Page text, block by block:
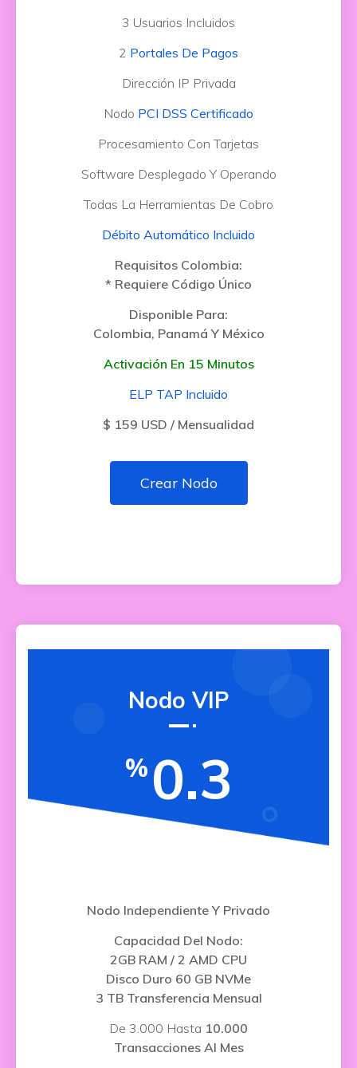
3 Usuarios Incluidos
2 Portales De Pagos
Dirección IP Privada
Nodo PCI DSS Certificado
Procesamiento Con Tarjetas
Software Desplegado Y Operando
Todas La Herramientas De Cobro
Débito Automático Incluido
Requisitos Colombia:
* Requiere Código Único
Disponible Para:
Colombia, Panamá Y México
Activación En 15 Minutos
ELP TAP Incluido
$ 159 USD / Mensualidad
Crear Nodo
Nodo VIP
% 0.3
Nodo Independiente Y Privado
Capacidad Del Nodo:
2GB RAM / 2 AMD CPU
Disco Duro 60 GB NVMe
3 TB Transferencia Mensual
De 3.000 Hasta 10.000
Transacciones Al Mes